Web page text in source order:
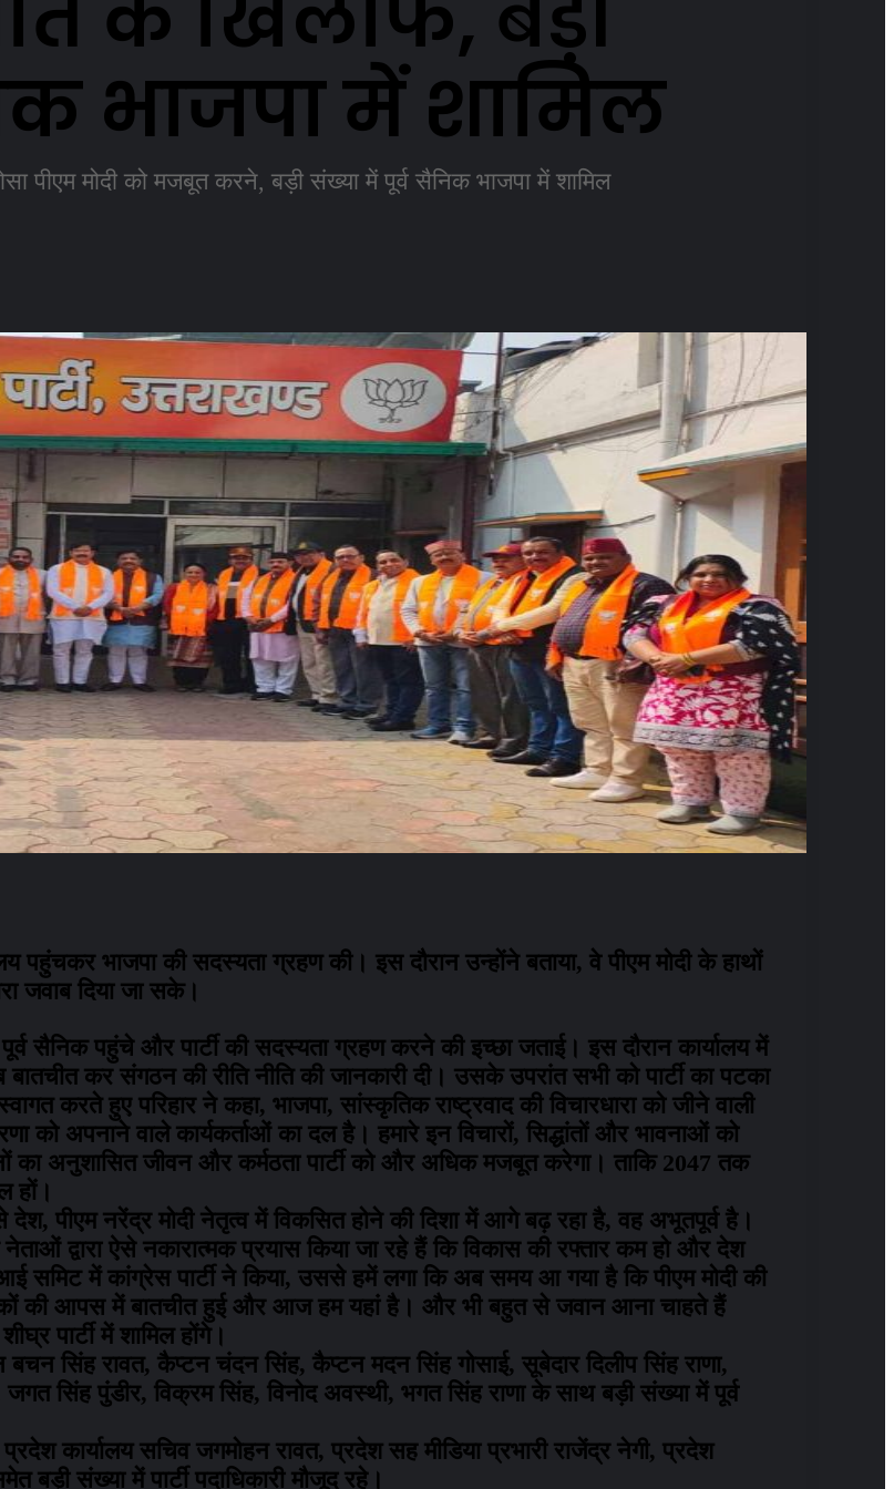
भाजपा में शामिल
पीएम मोदी को मजबूत करने, बड़ी संख्या में पूर्व सैनिक भाजपा में शामिल
पहुंचकर भाजपा की सदस्यता ग्रहण की। इस दौरान उन्होंने बताया, वे पीएम मोदी के हाथों
जवाब दिया जा सके।
सैनिक पहुंचे और पार्टी की सदस्यता ग्रहण करने की इच्छा जताई। इस दौरान कार्यालय में
कर संगठन की रीति नीति की जानकारी दी। उसके उपरांत सभी को पार्टी का पटका
करते हुए परिहार ने कहा, भाजपा, सांस्कृतिक राष्ट्रवाद की विचारधारा को जीने वाली
को अपनाने वाले कार्यकर्ताओं का दल है। हमारे इन विचारों, सिद्धांतों और भावनाओं को
अनुशासित जीवन और कर्मठता पार्टी को और अधिक मजबूत करेगा। ताकि 2047 तक
हों।
देश, पीएम नरेंद्र मोदी नेतृत्व में विकसित होने की दिशा में आगे बढ़ रहा है, वह अभूतपूर्व है।
द्वारा ऐसे नकारात्मक प्रयास किया जा रहे हैं कि विकास की रफ्तार कम हो और देश
समिट में कांग्रेस पार्टी ने किया, उससे हमें लगा कि अब समय आ गया है कि पीएम मोदी की
की आपस में बातचीत हुई और आज हम यहां है। और भी बहुत से जवान आना चाहते हैं
पार्टी में शामिल होंगे।
सिंह रावत, कैप्टन चंदन सिंह, कैप्टन मदन सिंह गोसाई, सूबेदार दिलीप सिंह राणा,
सिंह पुंडीर, विक्रम सिंह, विनोद अवस्थी, भगत सिंह राणा के साथ बड़ी संख्या में पूर्व
कार्यालय सचिव जगमोहन रावत, प्रदेश सह मीडिया प्रभारी राजेंद्र नेगी, प्रदेश
बड़ी संख्या में पार्टी पदाधिकारी मौजूद रहे।